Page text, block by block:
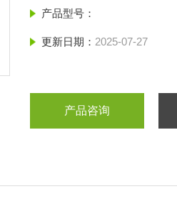
产品型号：
更新日期： 2025-07-27
产品咨询